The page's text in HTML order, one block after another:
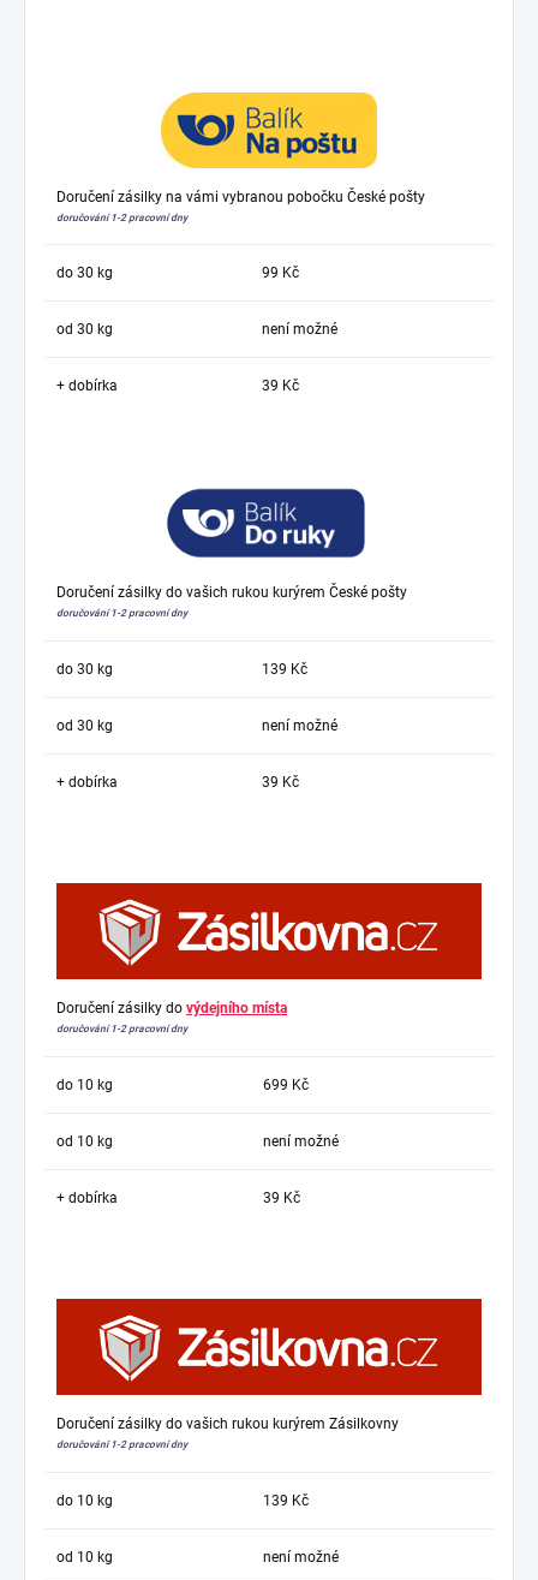
Doručení zásilky na vámi vybranou pobočku České pošty
doručování 1-2 pracovní dny
do 30 kg 99 Kč
od 30 kg není možné
+ dobírka 39 Kč
Doručení zásilky do vašich rukou kurýrem České pošty
doručování 1-2 pracovní dny
do 30 kg 139 Kč
od 30 kg není možné
+ dobírka 39 Kč
Doručení zásilky do výdejního místa
doručování 1-2 pracovní dny
do 10 kg 699 Kč
od 10 kg není možné
+ dobírka 39 Kč
Doručení zásilky do vašich rukou kurýrem Zásilkovny
doručování 1-2 pracovní dny
do 10 kg 139 Kč
od 10 kg není možné